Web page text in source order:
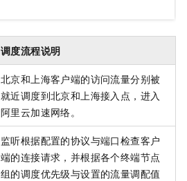
调度流程说明
北京和上海客户端的访问流量分别被
就近调度到北京和上海接入点，进入
阿里云加速网络。
监听根据配置的协议与端口检查客户
端的连接请求，并根据各个终端节点
组的调度优先级与设置的流量调配值